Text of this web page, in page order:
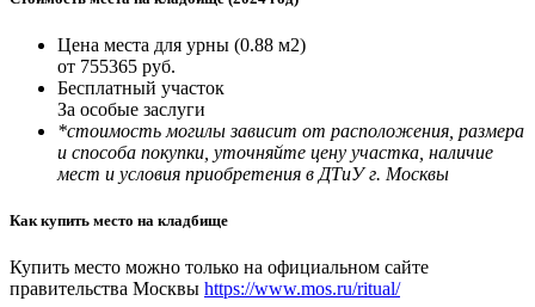
Цена места для урны (0.88 м2)
от 755365 руб.
Бесплатный участок
За особые заслуги
*стоимость могилы зависит от расположения, размера
и способа покупки, уточняйте цену участка, наличие
мест и условия приобретения в ДТиУ г. Москвы
Как купить место на кладбище
Купить место можно только на официальном сайте
правительства Москвы https://www.mos.ru/ritual/